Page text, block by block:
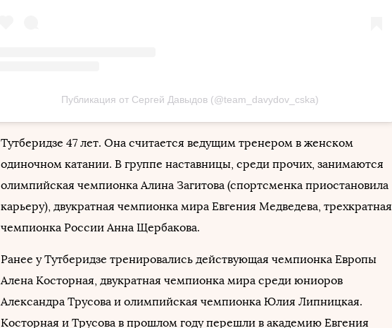
Публикация от Сергей Давыдов (@team_davydov_cska)
Тутберидзе 47 лет. Она считается ведущим тренером в женском
одиночном катании. В группе наставницы, среди прочих, занимаются
олимпийская чемпионка Алина Загитова (спортсменка приостановила
карьеру), двукратная чемпионка мира Евгения Медведева, трехкратная
чемпионка России Анна Щербакова.
Ранее у Тутберидзе тренировались действующая чемпионка Европы
Алена Косторная, двукратная чемпионка мира среди юниоров
Александра Трусова и олимпийская чемпионка Юлия Липницкая.
Косторная и Трусова в прошлом году перешли в академию Евгения